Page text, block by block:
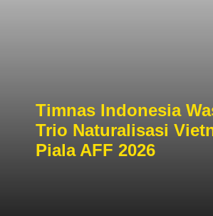
Timnas Indonesia
Trio Naturalisasi
Piala AFF 2026